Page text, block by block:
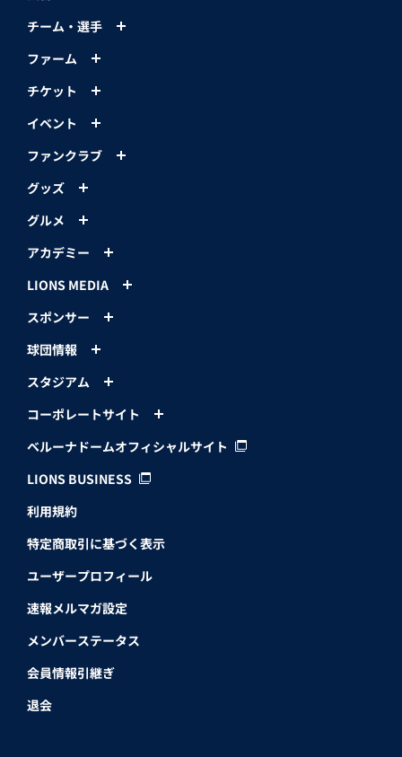
チーム・選手
ファーム
チケット
イベント
ファンクラブ
グッズ
グルメ
アカデミー
LIONS MEDIA
スポンサー
球団情報
スタジアム
コーポレートサイト
ベルーナドームオフィシャルサイト
LIONS BUSINESS
利用規約
特定商取引に基づく表示
ユーザープロフィール
速報メルマガ設定
メンバーステータス
会員情報引継ぎ
退会